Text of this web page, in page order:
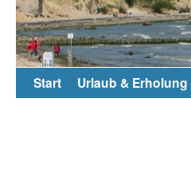
Start Urlaub & Erholung